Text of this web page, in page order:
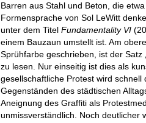
Barren aus Stahl und Beton, die
Formensprache von Sol LeWitt
unter dem Titel Fundamentality VI
einem Bauzaun umstellt ist. Am
Sprühfarbe geschrieben, ist der Satz
zu lesen. Nur einseitig ist dies als
gesellschaftliche Protest wird
Gegenständen des städtischen
Aneignung des Graffiti als
unmissverständlich. Noch deutlicher